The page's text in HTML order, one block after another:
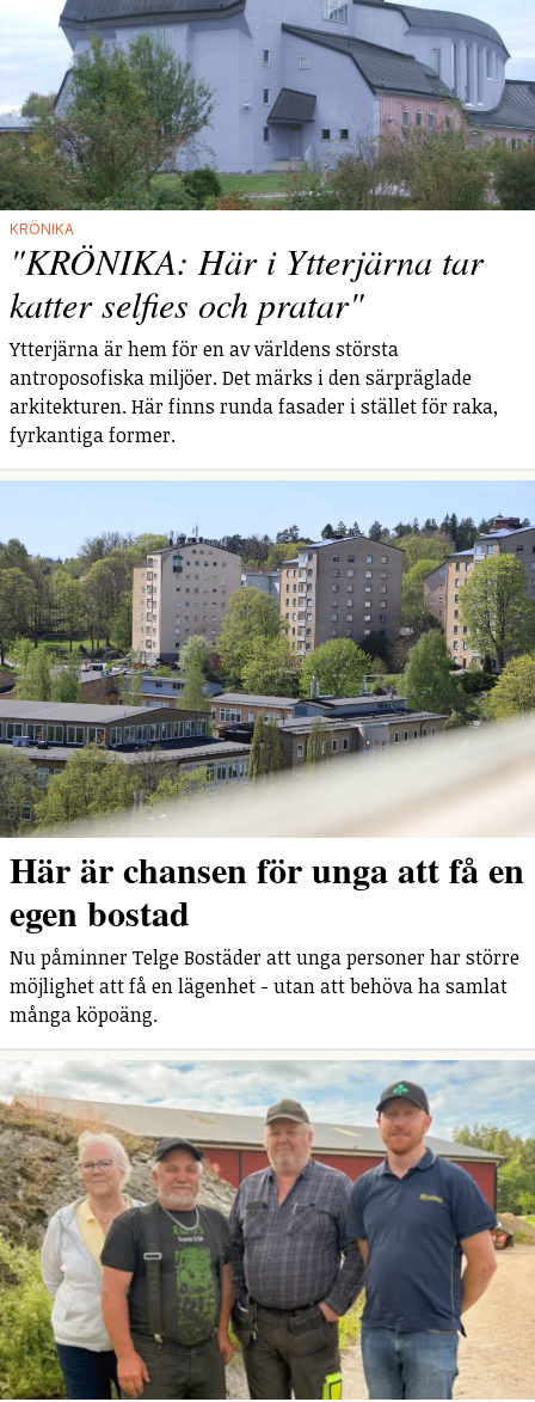
KRÖNIKA
"KRÖNIKA: Här i Ytterjärna tar
katter selfies och pratar"
Ytterjärna är hem för en av världens största
antroposofiska miljöer. Det märks i den särpräglade
arkitekturen. Här finns runda fasader i stället för raka,
fyrkantiga former.
Här är chansen för unga att få en
egen bostad
Nu påminner Telge Bostäder att unga personer har större
möjlighet att få en lägenhet - utan att behöva ha samlat
många köpoäng.